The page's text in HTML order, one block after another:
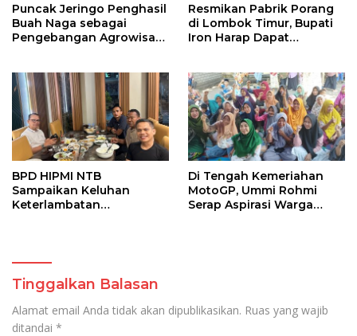
Puncak Jeringo Penghasil
Buah Naga sebagai
Pengebangan Agrowisata
Resmikan Pabrik Porang
di Lombok Timur, Bupati
Iron Harap Dapat
BPD HIPMI NTB
Sampaikan Keluhan
Keterlambatan
RI
Di Tengah Kemeriahan
MotoGP, Ummi Rohmi
Serap Aspirasi Warga
Tinggalkan Balasan
Alamat email Anda tidak akan dipublikasikan. Ruas yang wajib
ditandai *